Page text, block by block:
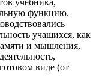
учебника,
функцию.
учащихся, как
и мышления,
виде (от